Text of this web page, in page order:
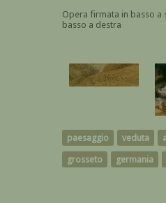
Opera firmata in basso a
basso a destra
paesaggio veduta
grosseto germania